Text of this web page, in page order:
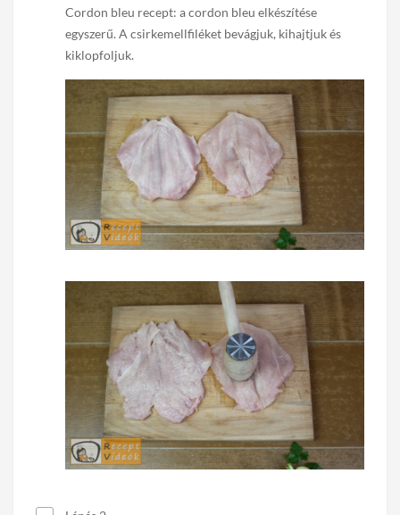
Cordon bleu recept: a cordon bleu elkészítése
egyszerű. A csirkemellfiléket bevágjuk, kihajtjuk és
kiklopfoljuk.